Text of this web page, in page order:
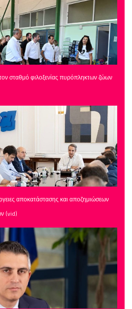
σταθμό φιλοξενίας πυρόπληκτων ζώων
αποκατάστασης και αποζημιώσεων
(vid)